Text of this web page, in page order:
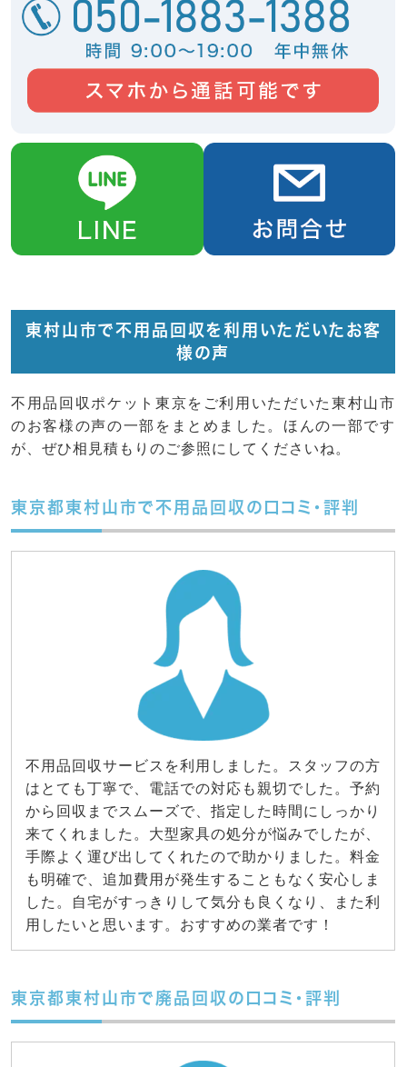
東村山市で不用品回収を利用いただいたお客
様の声
不用品回収ポケット東京をご利用いただいた東村山市
のお客様の声の一部をまとめました。ほんの一部です
が、ぜひ相見積もりのご参照にしてくださいね。
東京都東村山市で不用品回収の口コミ・評判
不用品回収サービスを利用しました。スタッフの方
はとても丁寧で、電話での対応も親切でした。予約
から回収までスムーズで、指定した時間にしっかり
来てくれました。大型家具の処分が悩みでしたが、
手際よく運び出してくれたので助かりました。料金
も明確で、追加費用が発生することもなく安心しま
した。自宅がすっきりして気分も良くなり、また利
用したいと思います。おすすめの業者です！
東京都東村山市で廃品回収の口コミ・評判